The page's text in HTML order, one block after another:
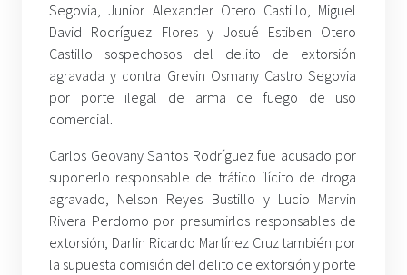
Segovia, Junior Alexander Otero Castillo, Miguel
David Rodríguez Flores y Josué Estiben Otero
Castillo sospechosos del delito de extorsión
agravada y contra Grevin Osmany Castro Segovia
por porte ilegal de arma de fuego de uso
comercial.
Carlos Geovany Santos Rodríguez fue acusado por
suponerlo responsable de tráfico ilícito de droga
agravado, Nelson Reyes Bustillo y Lucio Marvin
Rivera Perdomo por presumirlos responsables de
extorsión, Darlin Ricardo Martínez Cruz también por
la supuesta comisión del delito de extorsión y porte